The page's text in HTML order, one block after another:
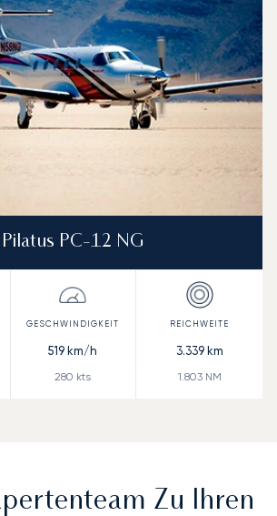
Pilatus PC-12 NG
519 km/h
280 kts
3.339km
1.803NM
Zu Ihren